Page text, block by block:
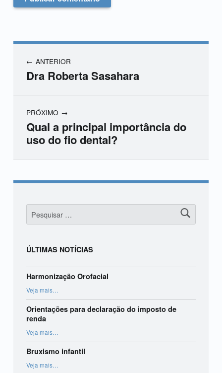
ANTERIOR
Dra Roberta Sasahara
PRÓXIMO
Qual a principal importância do
uso do fio dental?
Skip back to main navigation
Pesquisar por:
ÚLTIMAS NOTÍCIAS
Harmonização Orofacial
Veja mais…
Orientações para declaração do imposto de
renda
Veja mais“Orientações para declaração do imposto de renda”
…
Bruxismo infantil
Veja mais…